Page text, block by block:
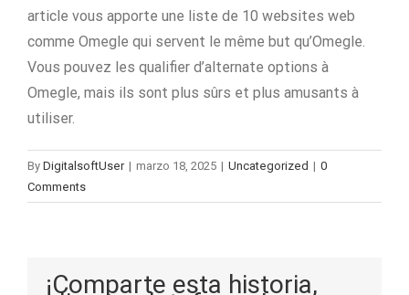
article vous apporte une liste de 10 websites web
comme Omegle qui servent le même but qu’Omegle.
Vous pouvez les qualifier d’alternate options à
Omegle, mais ils sont plus sûrs et plus amusants à
utiliser.
By DigitalsoftUser | marzo 18, 2025 | Uncategorized | 0
Comments
¡Comparte esta historia,